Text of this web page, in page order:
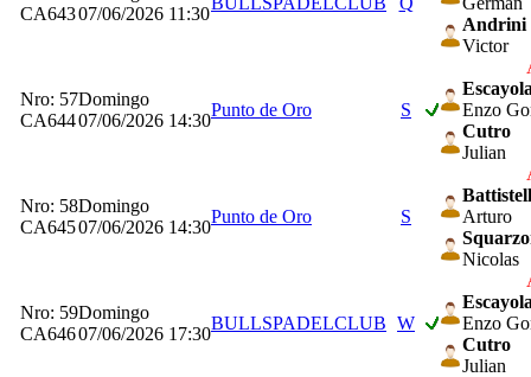
CA64307/06/2026 11:30
Andrini
Victor
Nro: 57
CA644
Domingo
07/06/2026 14:30
Punto de Oro S
Enzo
Cutro
Julian
Nro: 58
CA645
Domingo
07/06/2026 14:30
Punto de Oro S
Arturo
Nicolas
Nro: 59
CA646
Domingo
07/06/2026 17:30
BULLSPADELCLUB W
Enzo
Cutro
Julian